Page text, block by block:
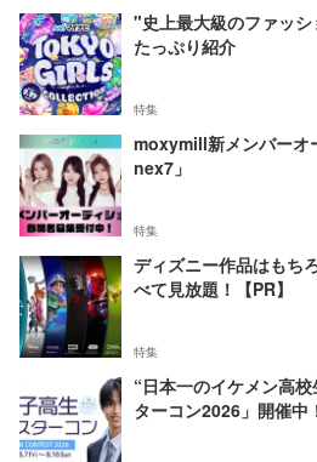
"史上最大級のファッ
たっぷり紹介
特集
moxymill新メンバーオ
nex7」
特集
ディズニー作品はもち
べて見放題！【PR】
特集
“日本一のイケメン高
ターコン2026」開催中